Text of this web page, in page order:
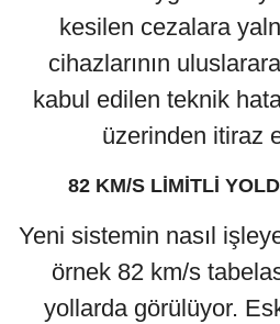
kesilen cezalara
cihazlarının
kabul edilen teknik
üzerinden itiraz
82 KM/S LİMİTLİ
Yeni sistemin nasıl
örnek 82 km/s
yollarda görülüyor.